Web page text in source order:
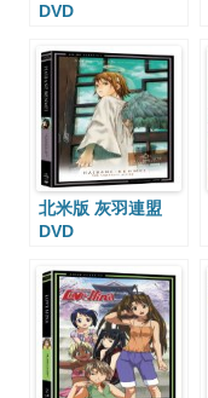
DVD
北米版 灰羽連盟
DVD